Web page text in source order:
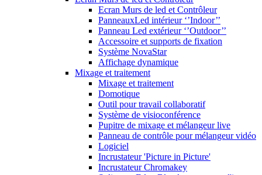
Ecran Murs de led et Contrôleur
PanneauxLed intérieur ‘’Indoor’’
Panneau Led extérieur ‘’Outdoor’’
Accessoire et supports de fixation
Système NovaStar
Affichage dynamique
Mixage et traitement
Mixage et traitement
Domotique
Outil pour travail collaboratif
Système de visioconférence
Pupitre de mixage et mélangeur live
Panneau de contrôle pour mélangeur vidéo
Logiciel
Incrustateur 'Picture in Picture'
Incrustateur Chromakey